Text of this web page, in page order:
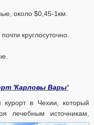
около $0,45-1км.
круглосуточно.
'Карловы Вары'
курорт в Чехии, который
лечебным источникам,